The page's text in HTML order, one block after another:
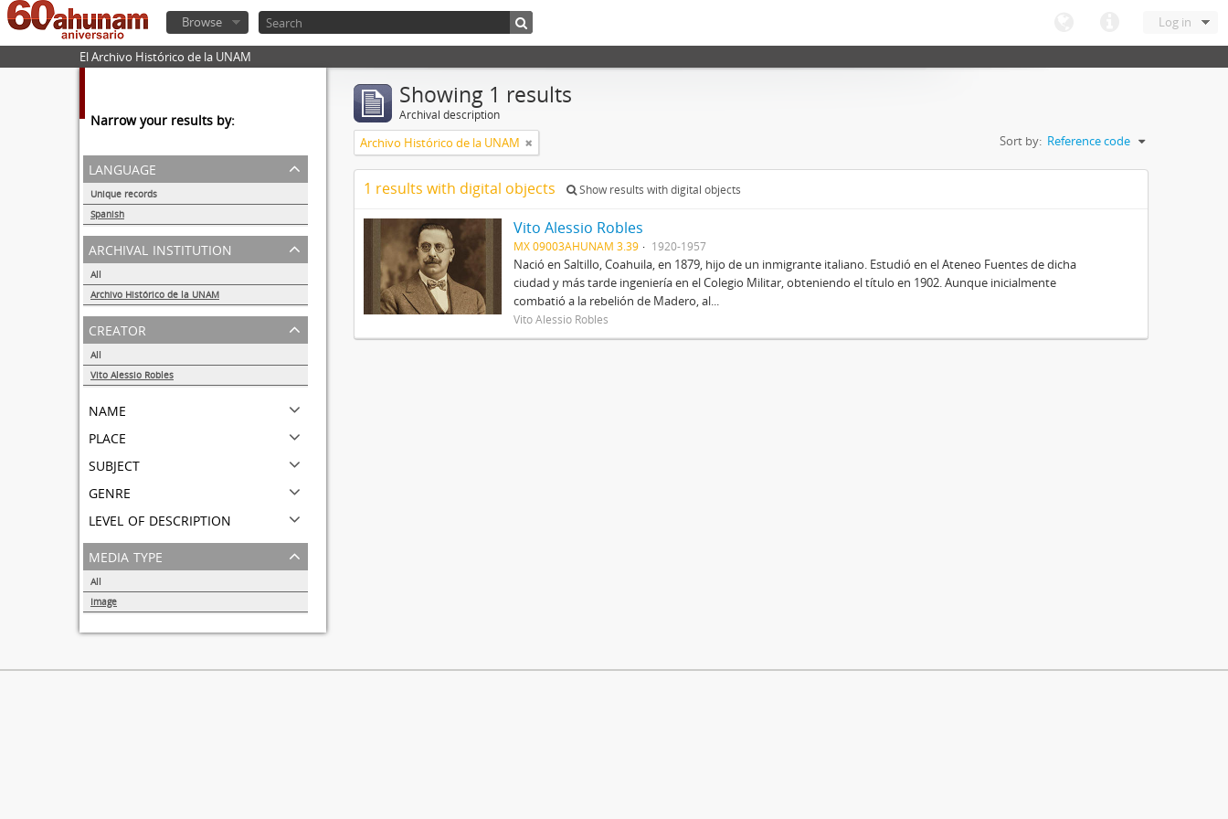
Log in
Browse
El Archivo Histórico de la UNAM
Narrow your results by:
language
Unique records
Spanish
1
archival institution
All
Archivo Histórico de la UNAM
1
creator
All
Vito Alessio Robles
name
place
subject
genre
level of description
media type
All
Image
Showing 1 results
Archival description
Archivo Histórico de la UNAM Sort by: Reference code
1 results with digital objects Show results with digital objects
Vito Alessio Robles
MX 09003AHUNAM 3.39 1920-1957
Nació en Saltillo, Coahuila, en 1879, hijo de un inmigrante italiano. Estudió en el Ateneo Fuentes de dicha
ciudad y más tarde ingeniería en el Colegio Militar, obteniendo el título en 1902. Aunque inicialmente
combatió a la rebelión de Madero, al...
Vito Alessio Robles